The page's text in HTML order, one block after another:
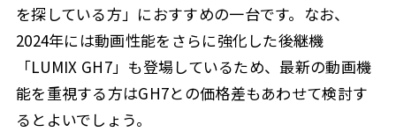
を探している方」におすすめの一台です。なお、
2024年には動画性能をさらに強化した後継機
「LUMIX GH7」も登場しているため、最新の動画機
能を重視する方はGH7との価格差もあわせて検討す
るとよいでしょう。